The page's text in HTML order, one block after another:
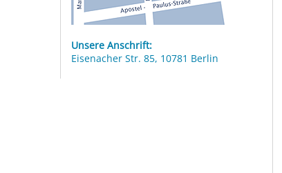
Unsere Anschrift:
Eisenacher Str. 85, 10781 Berlin